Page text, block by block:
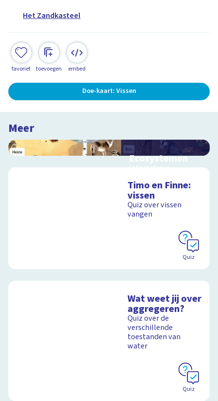
Het Zandkasteel
favoriet toevoegen embed
Doe-kaart: Vissen
Meer
Ecosystemen
Interactieve
Veluwe
Timo en Finne:
vissen
Quiz over vissen
vangen
Quiz
Wat weet jij over
aggregeren?
Quiz over de
verschillende
toestanden van
water
Quiz